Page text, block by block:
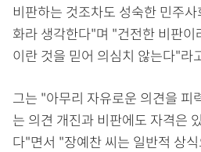
비판하는 것조차도 성숙한 민주
화라 생각한다"며 "건전한 비판이
이란 것을 믿어 의심치 않는다"라
그는 "아무리 자유로운 의견을 피
는 의견 개진과 비판에도 자격은
다"면서 "장예찬 씨는 일반적 상